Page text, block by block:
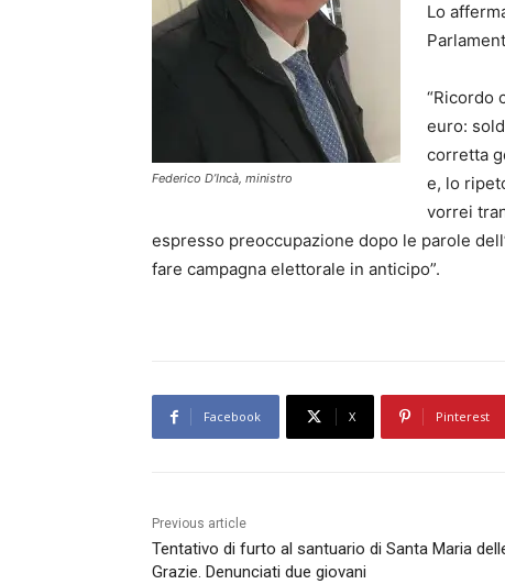
Federico D’Incà, ministro
Lo
“Ricordo
euro:
corretta
e, lo
vorrei
espresso preoccupazione dopo le parole
fare campagna elettorale in anticipo”.
Facebook X Pinterest
Previous article
Tentativo di furto al santuario di Santa Maria
Grazie. Denunciati due giovani